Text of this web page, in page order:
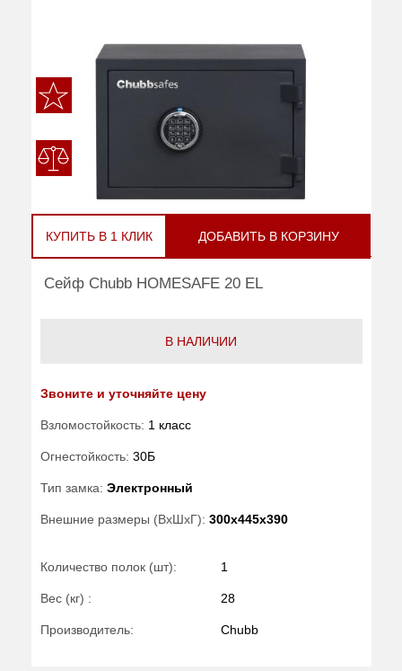
КУПИТЬ В 1 КЛИК ДОБАВИТЬ В КОРЗИНУ
Сейф Chubb HOMESAFE 20 EL
В НАЛИЧИИ
Звоните и уточняйте цену
Взломостойкость: 1 класс
Огнестойкость: 30Б
Тип замка: Электронный
Внешние размеры (ВхШхГ): 300x445x390
Количество полок (шт): 1
Вес (кг) : 28
Производитель: Chubb